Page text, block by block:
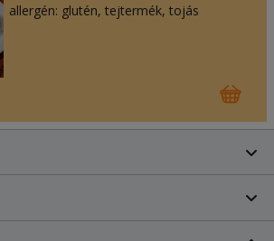
allergén: glutén, tejtermék, tojás